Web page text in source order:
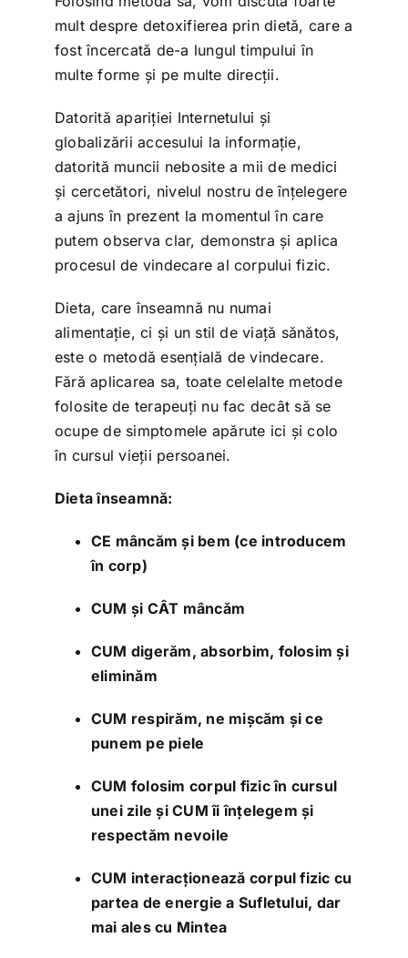
mult despre detoxifierea prin dietă, care a
fost încercată de-a lungul timpului în
multe forme și pe multe direcții.
Datorită apariției Internetului și
globalizării accesului la informație,
datorită muncii nebosite a mii de medici
și cercetători, nivelul nostru de înțelegere
a ajuns în prezent la momentul în care
putem observa clar, demonstra și aplica
procesul de vindecare al corpului fizic.
Dieta, care înseamnă nu numai
alimentație, ci și un stil de viață sănătos,
este o metodă esențială de vindecare.
Fără aplicarea sa, toate celelalte metode
folosite de terapeuți nu fac decât să se
ocupe de simptomele apărute ici și colo
în cursul vieții persoanei.
Dieta înseamnă:
CE mâncăm și bem (ce introducem
în corp)
CUM și CÂT mâncăm
CUM digerăm, absorbim, folosim și
eliminăm
CUM respirăm, ne mișcăm și ce
punem pe piele
CUM folosim corpul fizic în cursul
unei zile și CUM îi înțelegem și
respectăm nevoile
CUM interacționează corpul fizic cu
partea de energie a Sufletului, dar
mai ales cu Mintea